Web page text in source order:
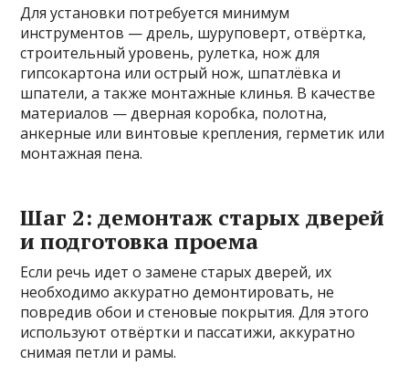
Для установки потребуется минимум
инструментов — дрель, шуруповерт, отвёртка,
строительный уровень, рулетка, нож для
гипсокартона или острый нож, шпатлёвка и
шпатели, а также монтажные клинья. В качестве
материалов — дверная коробка, полотна,
анкерные или винтовые крепления, герметик или
монтажная пена.
Шаг 2: демонтаж старых дверей
и подготовка проема
Если речь идет о замене старых дверей, их
необходимо аккуратно демонтировать, не
повредив обои и стеновые покрытия. Для этого
используют отвёртки и пассатижи, аккуратно
снимая петли и рамы.